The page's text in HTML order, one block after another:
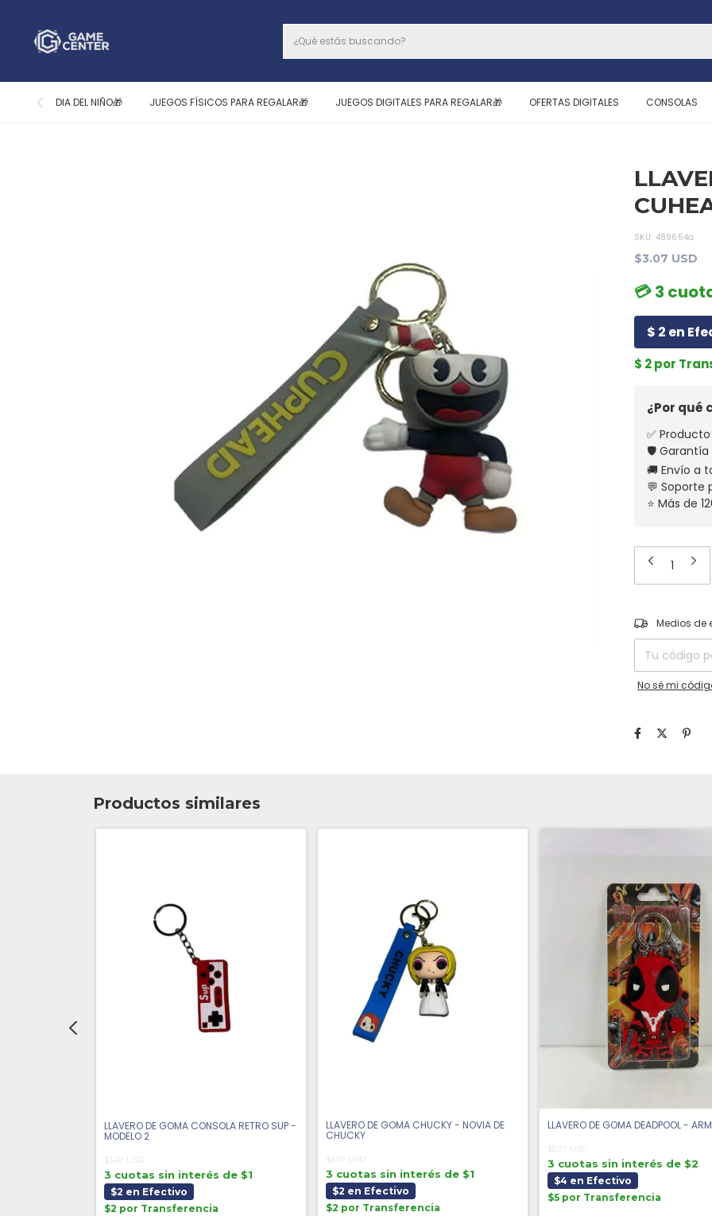
DIA DEL NIÑO🎁 JUEGOS FÍSICOS PARA REGALAR🎁 JUEGOS DIGITALES PARA REGALAR🎁 OFERTAS DIGITALES CONSOLAS
SKU: 489654a
$3.07 USD
💳 3
$ 2 en
$ 2 por
¿Por qué
✅
🛡️ Garantía
🚚 Envío a
💬 Soporte
⭐ Más de
Entregas para
Medios de
No sé mi
Productos similares
LLAVERO DE GOMA CONSOLA RETRO SUP -
MODELO 2
$3.07 USD
3 cuotas sin interés de $1
$2 en Efectivo
$2 por Transferencia
LLAVERO DE GOMA CHUCKY - NOVIA DE
CHUCKY
$3.07 USD
3 cuotas sin interés de $1
$2 en Efectivo
$2 por Transferencia
LLAVERO DE GOMA DEADPOOL -
$5.77 USD
3 cuotas sin interés de $2
$4 en Efectivo
$5 por Transferencia